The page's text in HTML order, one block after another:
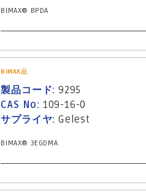
BIMAX® BPDA
BIMAX品
製品コード: 9295
CAS No: 109-16-0
サプライヤ: Gelest
BIMAX® 3EGDMA